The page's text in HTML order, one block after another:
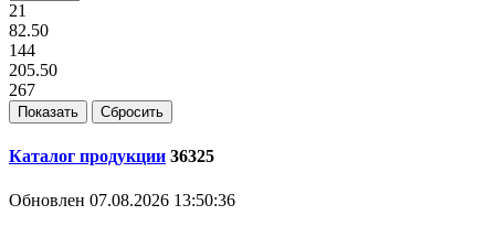
21
82.50
144
205.50
267
Каталог продукции 36325
Обновлен 07.08.2026 13:50:36